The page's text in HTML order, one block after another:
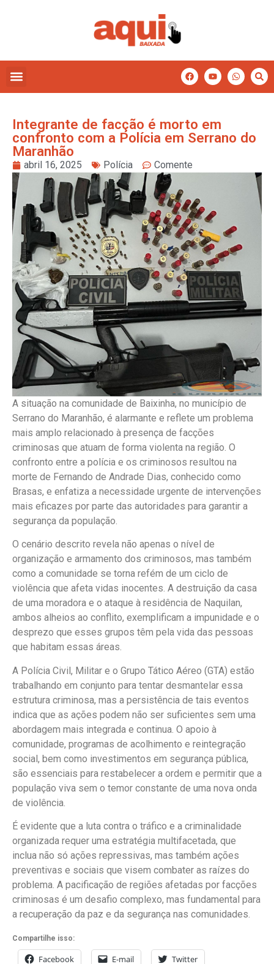
Integrante de facção é morto em
confronto com a Polícia em Serrano do
Maranhão
abril 16, 2025 Polícia Comente
A situação na comunidade de Baixinha, no município de
Serrano do Maranhão, é alarmante e reflete um problema
mais amplo relacionado à presença de facções
criminosas que atuam de forma violenta na região. O
confronto entre a polícia e os criminosos resultou na
morte de Fernando de Andrade Dias, conhecido como
Brasas, e enfatiza a necessidade urgente de intervenções
mais eficazes por parte das autoridades para garantir a
segurança da população.
O cenário descrito revela não apenas o nível de
organização e armamento dos criminosos, mas também
como a comunidade se torna refém de um ciclo de
violência que afeta vidas inocentes. A destruição da casa
de uma moradora e o ataque à residência de Naquilan,
ambos alheios ao conflito, exemplificam a impunidade e o
desprezo que esses grupos têm pela vida das pessoas
que habitam essas áreas.
A Polícia Civil, Militar e o Grupo Tático Aéreo (GTA) estão
trabalhando em conjunto para tentar desmantelar essa
estrutura criminosa, mas a persistência de tais eventos
indica que as ações podem não ser suficientes sem uma
abordagem mais integrada e continua. O apoio à
comunidade, programas de acolhimento e reintegração
social, bem como investimentos em segurança pública,
são essenciais para restabelecer a ordem e permitir que a
população viva sem o temor constante de uma nova onda
de violência.
É evidente que a luta contra o tráfico e a criminalidade
organizada requer uma estratégia multifacetada, que
inclua não só ações repressivas, mas também ações
preventivas e sociais que visem combater as raízes do
problema. A pacificação de regiões afetadas por facções
criminosas é um desafio complexo, mas fundamental para
a recuperação da paz e da segurança nas comunidades.
Compartilhe isso:
Facebook E-mail Twitter